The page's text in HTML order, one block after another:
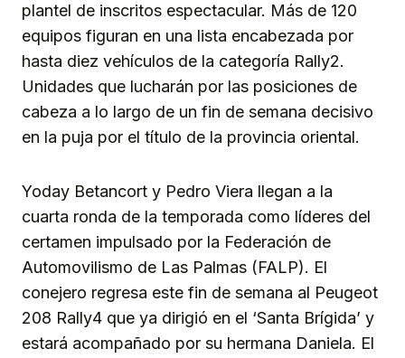
plantel de inscritos espectacular. Más de 120
equipos figuran en una lista encabezada por
hasta diez vehículos de la categoría Rally2.
Unidades que lucharán por las posiciones de
cabeza a lo largo de un fin de semana decisivo
en la puja por el título de la provincia oriental.
Yoday Betancort y Pedro Viera llegan a la
cuarta ronda de la temporada como líderes del
certamen impulsado por la Federación de
Automovilismo de Las Palmas (FALP). El
conejero regresa este fin de semana al Peugeot
208 Rally4 que ya dirigió en el ‘Santa Brígida’ y
estará acompañado por su hermana Daniela. El